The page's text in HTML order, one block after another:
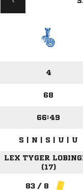
4
68
66:49
S | N | S | U | U
LEX TYGER
(17)
83 / 8